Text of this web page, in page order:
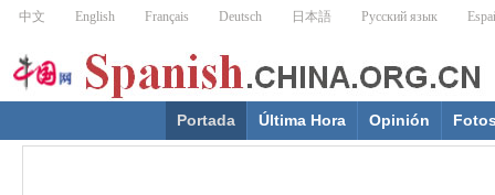
Portada Última Hora Opinión